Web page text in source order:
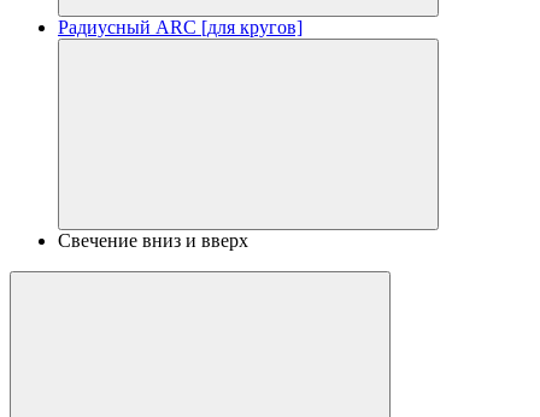
Радиусный ARC [для кругов]
Свечение вниз и вверх